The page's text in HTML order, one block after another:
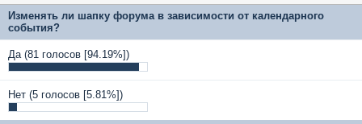
Изменять ли шапку форума в зависимости от календарного
события?
Да (81 голосов [94.19%])
Нет (5 голосов [5.81%])